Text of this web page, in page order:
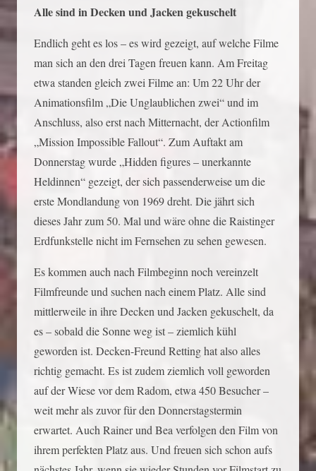
Alle sind in Decken und Jacken gekuschelt
Endlich geht es los – es wird gezeigt, auf welche Filme
man sich an den drei Tagen freuen kann. Am Freitag
etwa standen gleich zwei Filme an: Um 22 Uhr der
Animationsfilm „Die Unglaublichen zwei“ und im
Anschluss, also erst nach Mitternacht, der Actionfilm
„Mission Impossible Fallout“. Zum Auftakt am
Donnerstag wurde „Hidden figures – unerkannte
Heldinnen“ gezeigt, der sich passenderweise um die
erste Mondlandung von 1969 dreht. Die jährt sich
dieses Jahr zum 50. Mal und wäre ohne die Raistinger
Erdfunkstelle nicht im Fernsehen zu sehen gewesen.
Es kommen auch nach Filmbeginn noch vereinzelt
Filmfreunde und suchen nach einem Platz. Alle sind
mittlerweile in ihre Decken und Jacken gekuschelt, da
es – sobald die Sonne weg ist – ziemlich kühl
geworden ist. Decken-Freund Retting hat also alles
richtig gemacht. Es ist zudem ziemlich voll geworden
auf der Wiese vor dem Radom, etwa 450 Besucher –
weit mehr als zuvor für den Donnerstagstermin
erwartet. Auch Rainer und Bea verfolgen den Film von
ihrem perfekten Platz aus. Und freuen sich schon aufs